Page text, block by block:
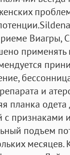
Виагры,
применять
и
планка
с признаками
подъем